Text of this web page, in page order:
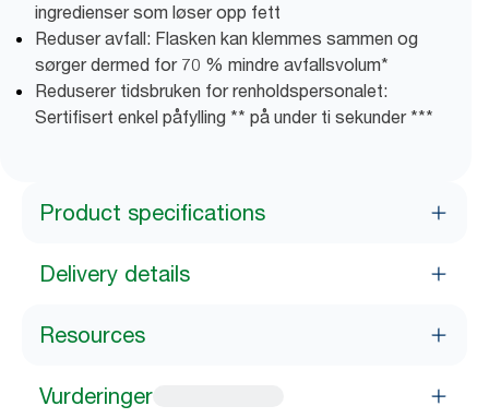
ingredienser som løser opp fett
Reduser avfall: Flasken kan klemmes sammen og
sørger dermed for 70 % mindre avfallsvolum*
Reduserer tidsbruken for renholdspersonalet:
Sertifisert enkel påfylling ** på under ti sekunder ***
Product specifications
Delivery details
Resources
Vurderinger